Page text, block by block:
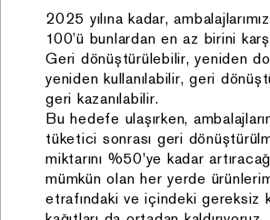
2025 yılına kadar,
100’ü bunlardan en az birini
Geri dönüştürülebilir, yeniden
yeniden kullanılabilir, geri
geri kazanılabilir.
Bu hedefe ulaşırken,
tüketici sonrası geri
miktarını %50'ye kadar
mümkün olan her yerde
etrafındaki ve içindeki gereksiz
Kişisel Verilerin işlenmesine ilişkin
maddesinde belirtilen hukuki
gibidir:
i. Açık rızanızın bulunması,
ii. Kanunlarda açıkça öngörülmesi,
iii. Fiili imkânsızlık nedeniyle rızasını
durumda bulunan veya rızasına
tanınmayan kişinin kendisinin ya da bir
hayatı veya beden bütünlüğünün